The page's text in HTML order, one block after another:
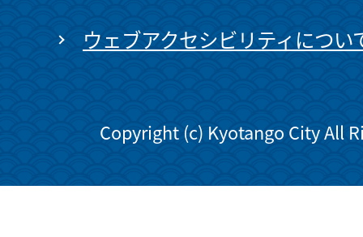
ウェブアクセシビリティについ
Copyright (c) Kyotango City All